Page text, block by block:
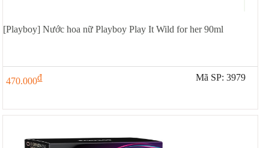
[Playboy] Nước hoa nữ Playboy Play It Wild for her 90ml
470.000đ Mã SP: 3979